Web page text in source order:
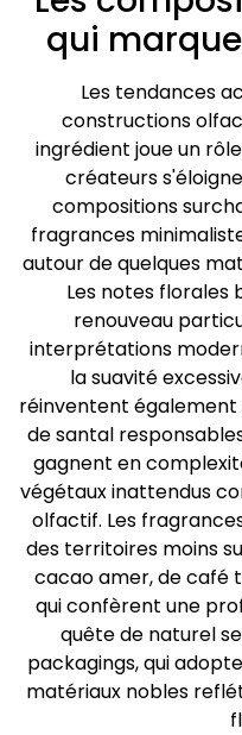
qui
Les tendances
constructions
ingrédient joue un
créateurs
compositions
fragrances
autour de quelques
Les notes florales
renouveau
interprétations
la suavité
réinventent également
de santal
gagnent en
végétaux inattendus
olfactif. Les
des territoires moins
cacao amer, de café
qui confèrent une
quête de naturel
packagings, qui
matériaux nobles